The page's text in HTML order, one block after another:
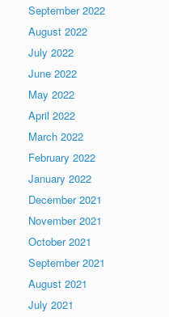
September 2022
August 2022
July 2022
June 2022
May 2022
April 2022
March 2022
February 2022
January 2022
December 2021
November 2021
October 2021
September 2021
August 2021
July 2021